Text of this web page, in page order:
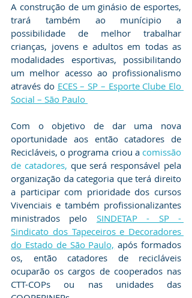
A construção de um ginásio de esportes,
trará também ao munícipio a
possibilidade de melhor trabalhar
crianças, jovens e adultos em todas as
modalidades esportivas, possibilitando
um melhor acesso ao profissionalismo
através do ECES – SP – Esporte Clube Elo
Social – São Paulo
Com o objetivo de dar uma nova
oportunidade aos então catadores de
Recicláveis, o programa criou a comissão
de catadores, que será responsável pela
organização da categoria que terá direito
a participar com prioridade dos cursos
Vivenciais e também profissionalizantes
ministrados pelo SINDETAP - SP -
Sindicato dos Tapeceiros e Decoradores
do Estado de São Paulo, após formados
os, então catadores de recicláveis
ocuparão os cargos de cooperados nas
CTT-COPs ou nas unidades das